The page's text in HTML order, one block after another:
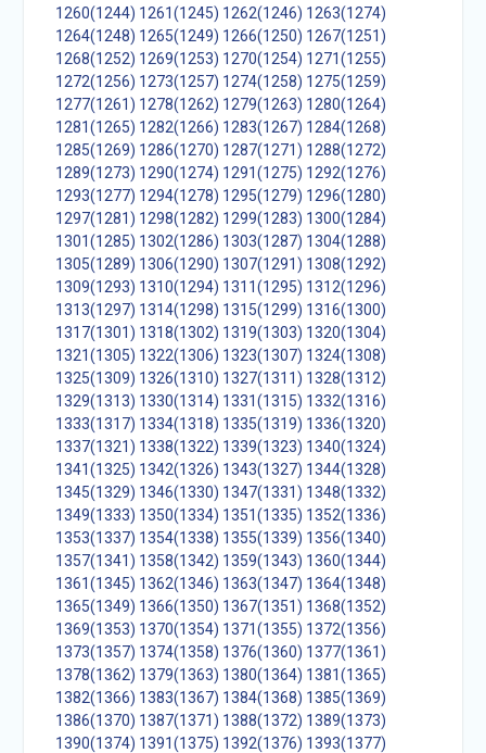
1260(1244) 1261(1245) 1262(1246) 1263(1274)
1264(1248) 1265(1249) 1266(1250) 1267(1251)
1268(1252) 1269(1253) 1270(1254) 1271(1255)
1272(1256) 1273(1257) 1274(1258) 1275(1259)
1277(1261) 1278(1262) 1279(1263) 1280(1264)
1281(1265) 1282(1266) 1283(1267) 1284(1268)
1285(1269) 1286(1270) 1287(1271) 1288(1272)
1289(1273) 1290(1274) 1291(1275) 1292(1276)
1293(1277) 1294(1278) 1295(1279) 1296(1280)
1297(1281) 1298(1282) 1299(1283) 1300(1284)
1301(1285) 1302(1286) 1303(1287) 1304(1288)
1305(1289) 1306(1290) 1307(1291) 1308(1292)
1309(1293) 1310(1294) 1311(1295) 1312(1296)
1313(1297) 1314(1298) 1315(1299) 1316(1300)
1317(1301) 1318(1302) 1319(1303) 1320(1304)
1321(1305) 1322(1306) 1323(1307) 1324(1308)
1325(1309) 1326(1310) 1327(1311) 1328(1312)
1329(1313) 1330(1314) 1331(1315) 1332(1316)
1333(1317) 1334(1318) 1335(1319) 1336(1320)
1337(1321) 1338(1322) 1339(1323) 1340(1324)
1341(1325) 1342(1326) 1343(1327) 1344(1328)
1345(1329) 1346(1330) 1347(1331) 1348(1332)
1349(1333) 1350(1334) 1351(1335) 1352(1336)
1353(1337) 1354(1338) 1355(1339) 1356(1340)
1357(1341) 1358(1342) 1359(1343) 1360(1344)
1361(1345) 1362(1346) 1363(1347) 1364(1348)
1365(1349) 1366(1350) 1367(1351) 1368(1352)
1369(1353) 1370(1354) 1371(1355) 1372(1356)
1373(1357) 1374(1358) 1376(1360) 1377(1361)
1378(1362) 1379(1363) 1380(1364) 1381(1365)
1382(1366) 1383(1367) 1384(1368) 1385(1369)
1386(1370) 1387(1371) 1388(1372) 1389(1373)
1390(1374) 1391(1375) 1392(1376) 1393(1377)